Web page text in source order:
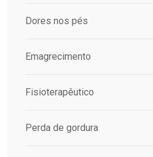
Dores nos pés
Emagrecimento
Fisioterapêutico
Perda de gordura